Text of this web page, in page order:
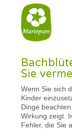
Sie
Wenn Sie sich
Kinder
Dinge
Wirkung zeigt.
Fehler, die Sie